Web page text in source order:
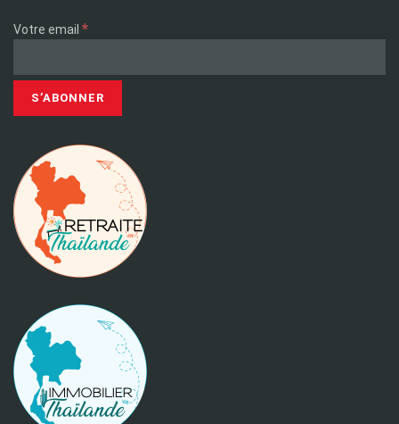
Votre email *